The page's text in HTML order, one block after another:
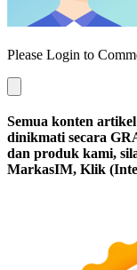
Please Login to
Semua konten
dinikmati secara
dan produk kami,
MarkasIM, Klik